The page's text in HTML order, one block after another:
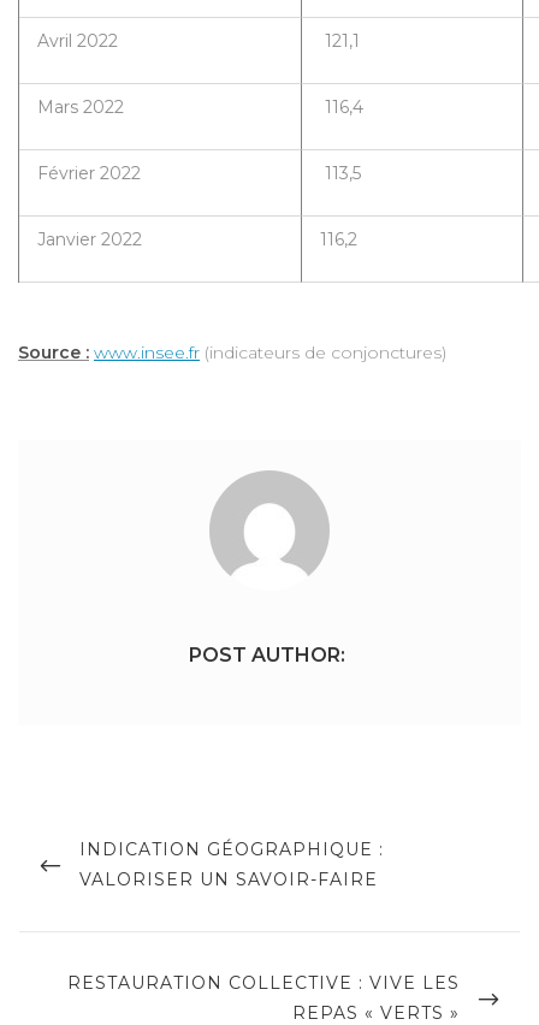
Avril 2022 121,1
Mars 2022 116,4
Février 2022 113,5
Janvier 2022 116,2
Source : www.insee.fr (indicateurs de conjonctures)
POST AUTHOR:
l’article
PREVIOUS
POST
INDICATION GÉOGRAPHIQUE :
VALORISER UN SAVOIR-FAIRE
NEXT
RESTAURATION COLLECTIVE : VIVE LES
REPAS « VERTS »